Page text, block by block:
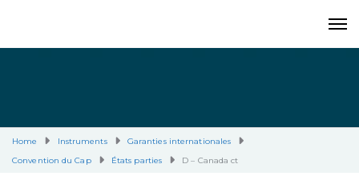
Home Instruments
Garanties internationales
Convention du Cap
États parties D – Canada ct